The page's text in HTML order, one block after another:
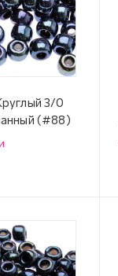
3/0
(#88)